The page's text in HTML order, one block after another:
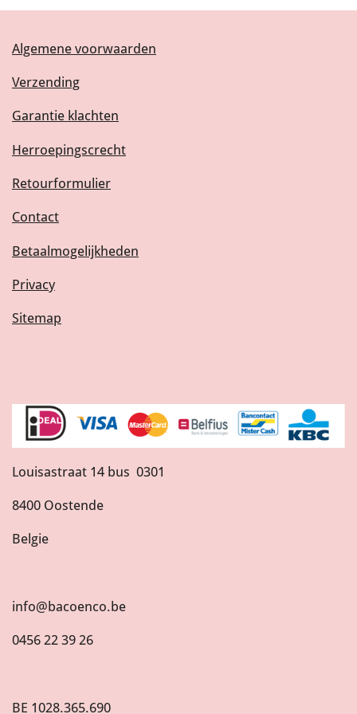
Algemene voorwaarden
Verzending
Garantie klachten
Herroepingscrecht
Retourformulier
Contact
Betaalmogelijkheden
Privacy
Sitemap
Louisastraat 14 bus 0301
8400 Oostende
Belgie
info@bacoenco.be
0456 22 39 26
BE 1028.365.690